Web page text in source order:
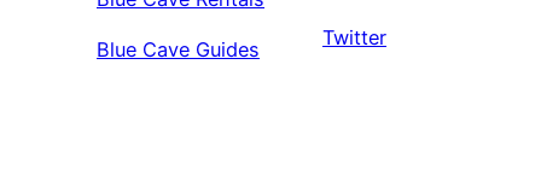
Blue Cave Guides Twitter